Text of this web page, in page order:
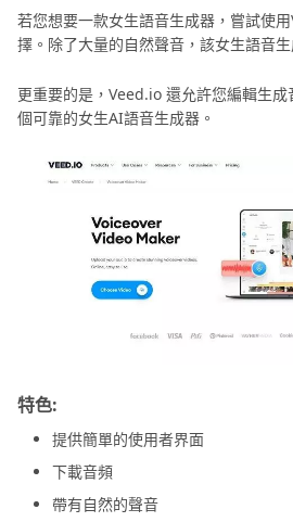
若您想要一款女生語音生成器，嘗試使
擇。除了大量的自然聲音，該女生語音
更重要的是，Veed.io 還允許您編輯生
個可靠的女生AI語音生成器。
特色:
提供簡單的使用者界面
下載音頻
帶有自然的聲音